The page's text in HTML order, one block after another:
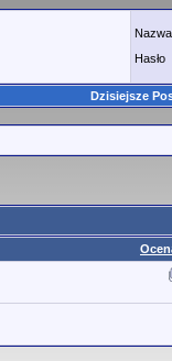
Hasło
Dzisiejsze